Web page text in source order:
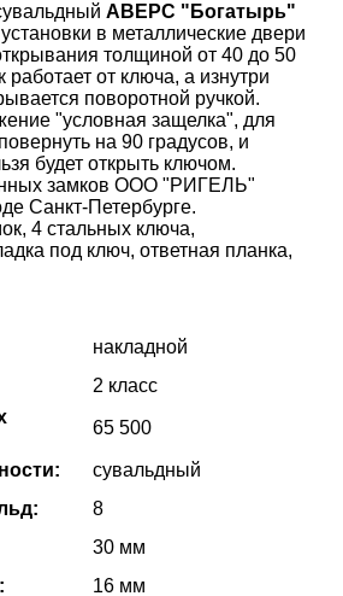
АВЕРС "Богатырь"
в металлические двери
толщиной от 40 до 50
от ключа, а изнутри
поворотной ручкой.
"условная защелка", для
на 90 градусов, и
будет открыть ключом.
замков ООО "РИГЕЛЬ"
Санкт-Петербурге.
4 стальных ключа,
под ключ, ответная планка,
накладной
2 класс
65 500
сувальдный
8
30 мм
16 мм